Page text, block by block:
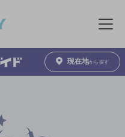
メニュ
現在地から探す